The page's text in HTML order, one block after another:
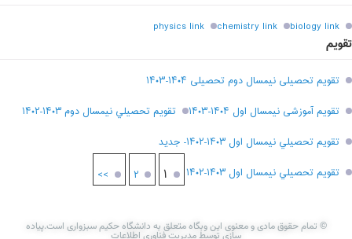
biology link
chemistry link
physics link
تقویم
تقویم تحصیلی نیمسال دوم تحصیلی ۱۴۰۴-۱۴۰۳
تقویم آموزشی نیمسال اول ۱۴۰۴-۱۴۰۳
تقويم تحصيلي نيمسال دوم ۱۴۰۳-۱۴۰۲
تقويم تحصيلي نيمسال اول ۱۴۰۳-۱۴۰۲- جديد
تقويم تحصيلي نيمسال اول ۱۴۰۳-۱۴۰۲
۱ ۲ >>
© تمام حقوق مادی و معنوی این وبگاه متعلق به دانشگاه حکیم سبزواری است.پیاده
سازی توسط مدیریت فناوری اطلاعات